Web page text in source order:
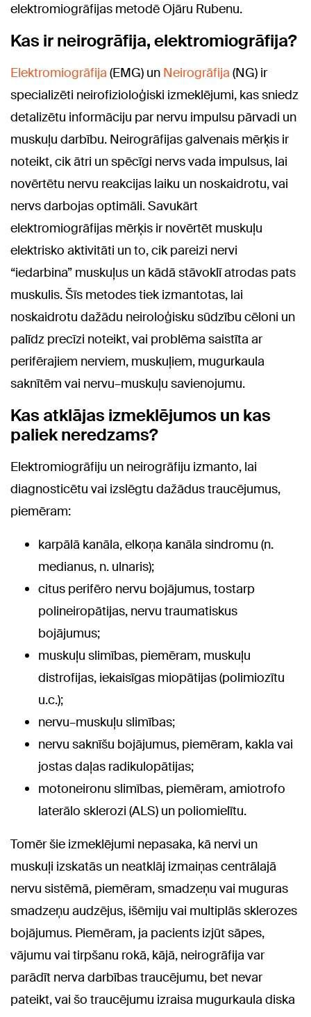
elektromiogrāfijas metodē Ojāru Rubenu.
Kas ir neirogrāfija, elektromiogrāfija?
Elektromiogrāfija (EMG) un Neirogrāfija (NG) ir
specializēti neirofizioloģiski izmeklējumi, kas sniedz
detalizētu informāciju par nervu impulsu pārvadi un
muskuļu darbību. Neirogrāfijas galvenais mērķis ir
noteikt, cik ātri un spēcīgi nervs vada impulsus, lai
novērtētu nervu reakcijas laiku un noskaidrotu, vai
nervs darbojas optimāli. Savukārt
elektromiogrāfijas mērķis ir novērtēt muskuļu
elektrisko aktivitāti un to, cik pareizi nervi
“iedarbina” muskuļus un kādā stāvoklī atrodas pats
muskulis. Šīs metodes tiek izmantotas, lai
noskaidrotu dažādu neiroloģisku sūdzību cēloni un
palīdz precīzi noteikt, vai problēma saistīta ar
perifērajiem nerviem, muskuļiem, mugurkaula
saknītēm vai nervu–muskuļu savienojumu.
Kas atklājas izmeklējumos un kas
paliek neredzams?
Elektromiogrāfiju un neirogrāfiju izmanto, lai
diagnosticētu vai izslēgtu dažādus traucējumus,
piemēram:
karpālā kanāla, elkoņa kanāla sindromu (n.
medianus, n. ulnaris);
citus perifēro nervu bojājumus, tostarp
polineiropātijas, nervu traumatiskus
bojājumus;
muskuļu slimības, piemēram, muskuļu
distrofijas, iekaisīgas miopātijas (polimiozītu
u.c.);
nervu–muskuļu slimības;
nervu saknīšu bojājumus, piemēram, kakla vai
jostas daļas radikulopātijas;
motoneironu slimības, piemēram, amiotrofo
laterālo sklerozi (ALS) un poliomielītu.
Tomēr šie izmeklējumi nepasaka, kā nervi un
muskuļi izskatās un neatklāj izmaiņas centrālajā
nervu sistēmā, piemēram, smadzeņu vai muguras
smadzeņu audzējus, išēmiju vai multiplās sklerozes
bojājumus. Piemēram, ja pacients izjūt sāpes,
vājumu vai tirpšanu rokā, kājā, neirogrāfija var
parādīt nerva darbības traucējumu, bet nevar
pateikt, vai šo traucējumu izraisa mugurkaula diska